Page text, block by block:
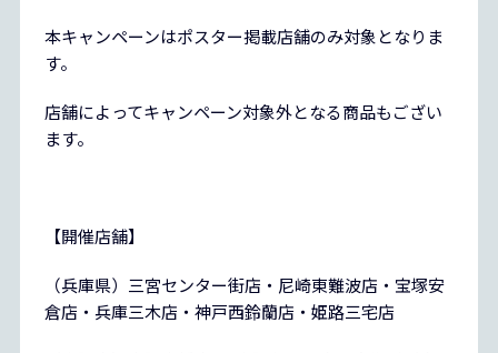
本キャンペーンはポスター掲載店舗のみ対象となりま
す。
店舗によってキャンペーン対象外となる商品もござい
ます。
【開催店舗】
（兵庫県）三宮センター街店・尼崎東難波店・宝塚安
倉店・兵庫三木店・神戸西鈴蘭店・姫路三宅店